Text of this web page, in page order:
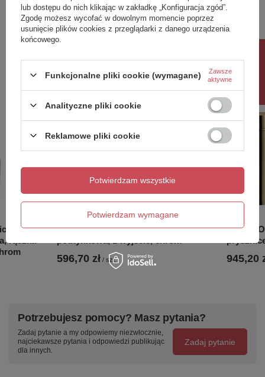
kolor chrom
Poprzedni z tej kategorii
rączka
RHAPSODY bateria bidetowa
596,70 zł / szt. 945,20
Następny z tej kategorii
Potrzebujesz pomocy? Masz pytania?
Zadaj pytanie a my odpowiemy niezwłocznie,
najciekawsze pytania i odpowiedzi publikując
dla innych.
Zadaj pytanie
lub dostępu do nich klikając w zakładkę „Konfiguracja zgód”.
Zgodę możesz wycofać w dowolnym momencie poprzez
usunięcie plików cookies z przeglądarki z danego urządzenia
końcowego.
Funkcjonalne pliki cookie (wymagane)
Zawsze
aktywne
Analityczne pliki cookie
Reklamowe pliki cookie
Potwierdzam wymagane
Potwierdzam wszystkie